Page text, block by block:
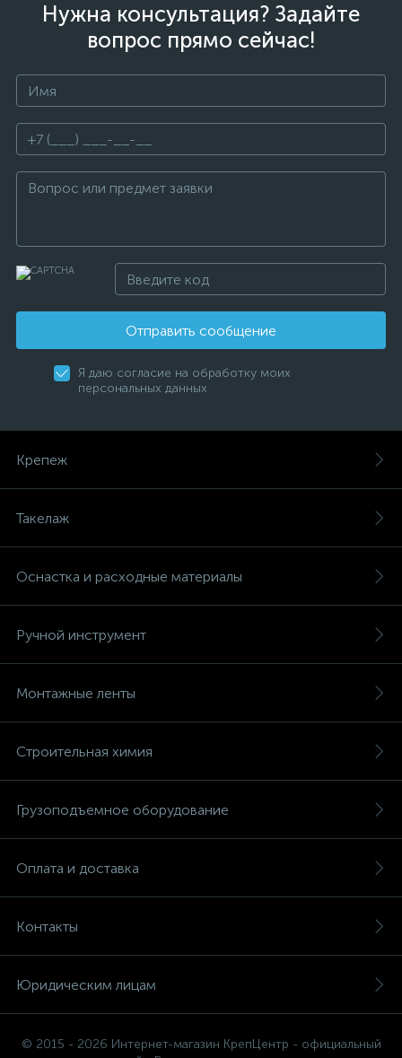
Нужна консультация? Задайте
вопрос прямо сейчас!
Отправить сообщение
Я даю согласие на обработку моих
персональных данных
Крепеж
Такелаж
Оснастка и расходные материалы
Ручной инструмент
Монтажные ленты
Строительная химия
Грузоподъемное оборудование
Оплата и доставка
Контакты
Юридическим лицам
© 2015 - 2026 Интернет-магазин КрепЦентр - официальный